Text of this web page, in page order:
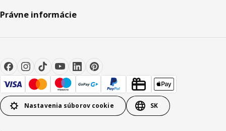
Právne informácie
Nastavenia súborov cookie SK